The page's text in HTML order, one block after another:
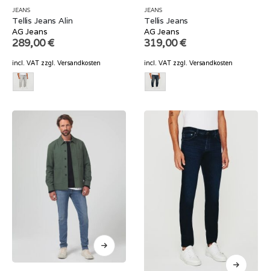
JEANS
Tellis Jeans Alin
AG Jeans
289,00€
incl. VAT zzgl. Versandkosten
JEANS
Tellis Jeans
AG Jeans
319,00€
incl. VAT zzgl. Versandkosten